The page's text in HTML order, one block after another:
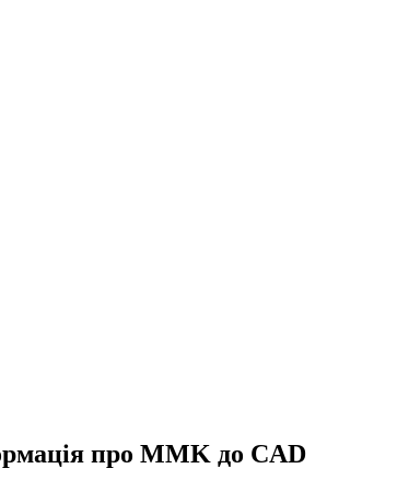
про MMK до CAD